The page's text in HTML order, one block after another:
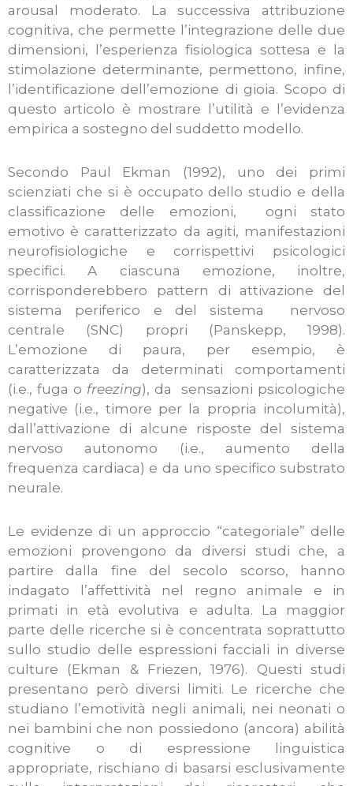
arousal moderato. La successiva attribuzione
cognitiva, che permette l’integrazione delle due
dimensioni, l’esperienza fisiologica sottesa e la
stimolazione determinante, permettono, infine,
l’identificazione dell’emozione di gioia. Scopo di
questo articolo è mostrare l’utilità e l’evidenza
empirica a sostegno del suddetto modello.
Secondo Paul Ekman (1992), uno dei primi
scienziati che si è occupato dello studio e della
classificazione delle emozioni, ogni stato
emotivo è caratterizzato da agiti, manifestazioni
neurofisiologiche e corrispettivi psicologici
specifici. A ciascuna emozione, inoltre,
corrisponderebbero pattern di attivazione del
sistema periferico e del sistema nervoso
centrale (SNC) propri (Panskepp, 1998).
L’emozione di paura, per esempio, è
caratterizzata da determinati comportamenti
(i.e., fuga o freezing), da sensazioni psicologiche
negative (i.e., timore per la propria incolumità),
dall’attivazione di alcune risposte del sistema
nervoso autonomo (i.e., aumento della
frequenza cardiaca) e da uno specifico substrato
neurale.
Le evidenze di un approccio “categoriale” delle
emozioni provengono da diversi studi che, a
partire dalla fine del secolo scorso, hanno
indagato l’affettività nel regno animale e in
primati in età evolutiva e adulta. La maggior
parte delle ricerche si è concentrata soprattutto
sullo studio delle espressioni facciali in diverse
culture (Ekman & Friezen, 1976). Questi studi
presentano però diversi limiti. Le ricerche che
studiano l’emotività negli animali, nei neonati o
nei bambini che non possiedono (ancora) abilità
cognitive o di espressione linguistica
appropriate, rischiano di basarsi esclusivamente